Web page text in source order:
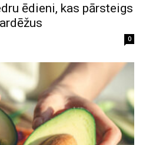
ēdieni, kas pārsteigs
0